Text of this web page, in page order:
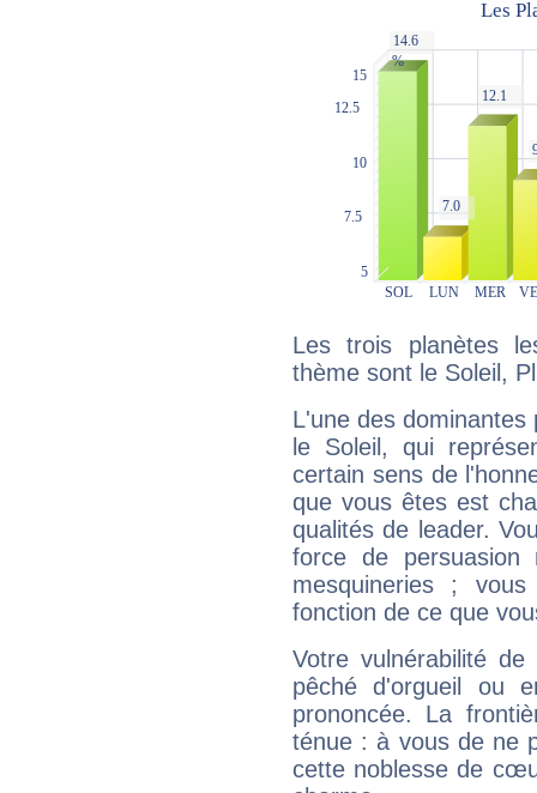
Les trois planètes
thème sont le Soleil,
L'une des
le Soleil, qui
certain sens de
que vous êtes est
qualités de leader.
force de
mesquineries ;
fonction de ce que
Votre vulnérabilité
pêché d'orgueil ou
prononcée. La
ténue : à vous de ne
cette noblesse de